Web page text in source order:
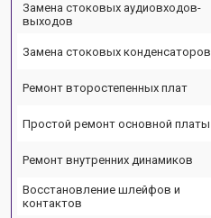
Замена стоковых аудиовходов-
выходов
Замена стоковых конденсаторов
Ремонт второстепенных плат
Простой ремонт основной платы
Ремонт внутренних динамиков
Восстановление шлейфов и
контактов